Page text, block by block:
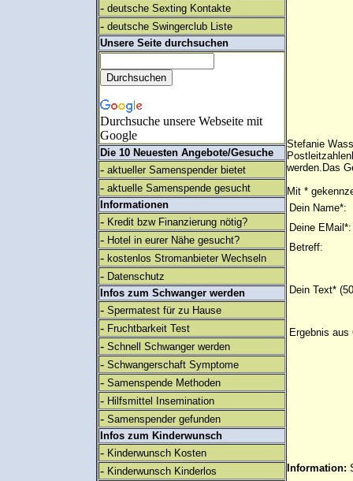
- deutsche Sexting Kontakte
- deutsche Swingerclub Liste
Unsere Seite durchsuchen
Durchsuche unsere Webseite mit
Google
Die 10 Neuesten Angebote/Gesuche
- aktueller Samenspender bietet
- aktuelle Samenspende gesucht
Informationen
- Kredit bzw Finanzierung nötig?
- Hotel in eurer Nähe gesucht?
- kostenlos Stromanbieter Wechseln
- Datenschutz
Infos zum Schwanger werden
- Spermatest für zu Hause
- Fruchtbarkeit Test
- Schnell Schwanger werden
- Schwangerschaft Symptome
- Samenspende Methoden
- Hilfsmittel Insemination
- Samenspender gefunden
Infos zum Kinderwunsch
- Kinderwunsch Kosten
- Kinderwunsch Kinderlos
Stefanie
werden.Das
Mit *
Dein Name*:
Deine EMail*:
Betreff:
Dein Text*
Ergebnis aus
Information: